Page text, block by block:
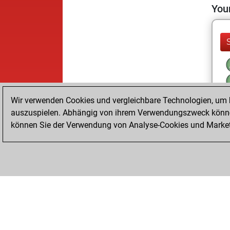
Wir verwenden Cookies und vergleichbare Technologien,
auszuspielen. Abhängig von ihrem Verwendungszweck
können Sie der Verwendung von Analyse-Cookies und